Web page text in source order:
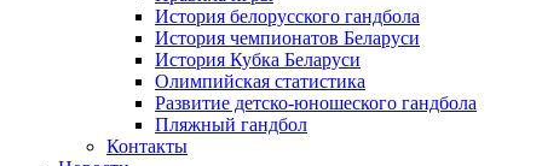
История белорусского гандбола
История чемпионатов Беларуси
История Кубка Беларуси
Олимпийская статистика
Развитие детско-юношеского гандбола
Пляжный гандбол
Контакты